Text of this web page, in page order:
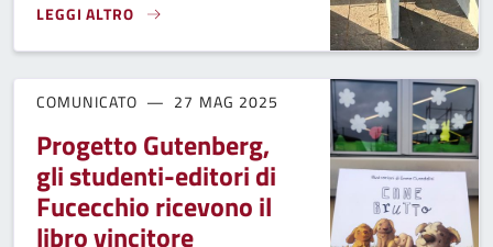
LEGGI ALTRO
SICUREZZA SUL LAVORO, NELLE SCUOLE DI FUCECCHIO
COMUNICATO 27 MAG 2025
Progetto Gutenberg,
gli studenti-editori di
Fucecchio ricevono il
libro vincitore